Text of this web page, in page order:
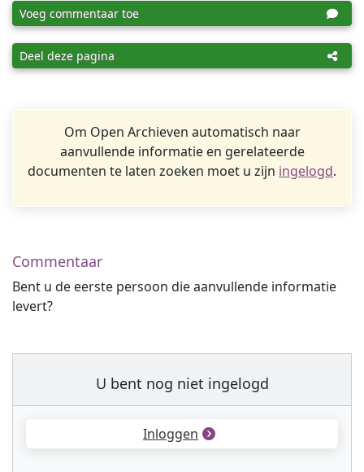
Voeg commentaar toe
Deel deze pagina
Om Open Archieven automatisch naar
aanvullende informatie en gerelateerde
documenten te laten zoeken moet u zijn ingelogd.
Commentaar
Bent u de eerste persoon die aanvullende informatie
levert?
U bent nog niet ingelogd
Inloggen